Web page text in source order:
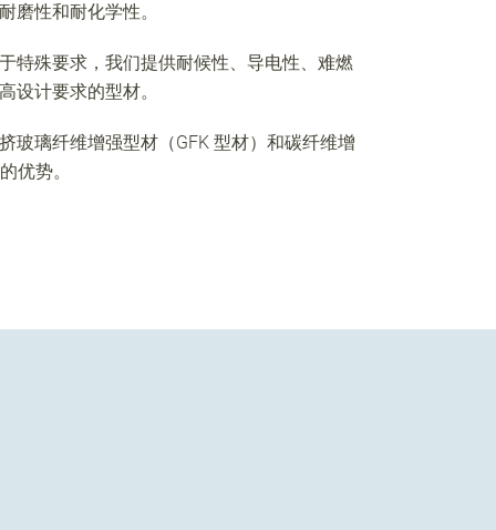
磨性和耐化学性。
特殊要求，我们提供耐候性、导电性、难燃
设计要求的型材。
玻璃纤维增强型材（GFK 型材）和碳纤维增
优势。